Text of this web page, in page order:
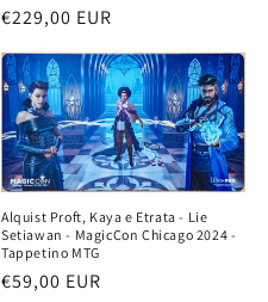
Prezzo
listino
€229,00 EUR
Alquist Proft, Kaya e Etrata - Lie
Setiawan - MagicCon Chicago 2024 -
Tappetino MTG
Prezzo
€59,00 EUR